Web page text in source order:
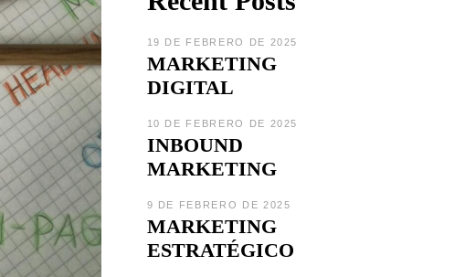
19 DE FEBRERO DE 2025
MARKETING
DIGITAL
10 DE FEBRERO DE 2025
INBOUND
MARKETING
9 DE FEBRERO DE 2025
MARKETING
ESTRATÉGICO